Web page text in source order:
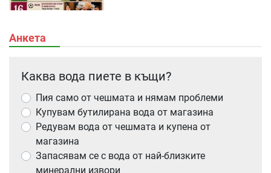
Анкета
Каква вода пиете в къщи?
Пия само от чешмата и нямам проблеми
Купувам бутилирана вода от магазина
Редувам вода от чешмата и купена от
магазина
Запасявам се с вода от най-близките
минерални извори